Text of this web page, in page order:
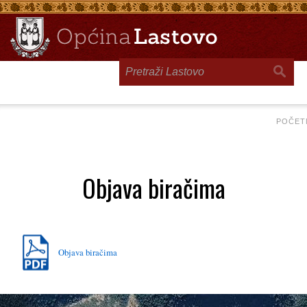
Objava biračima
Objava biračima